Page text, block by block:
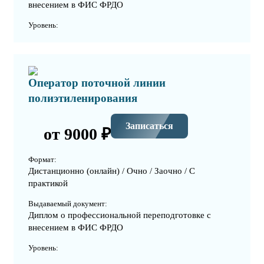
внесением в ФИС ФРДО
Уровень:
Оператор поточной линии
полиэтиленирования
от 9000 ₽ Записаться
Формат:
Дистанционно (онлайн) / Очно / Заочно / С
практикой
Выдаваемый документ:
Диплом о профессиональной переподготовке с
внесением в ФИС ФРДО
Уровень: